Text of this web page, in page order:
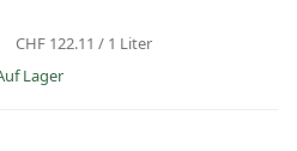
CHF 122.11 / 1 Liter
auf Lager